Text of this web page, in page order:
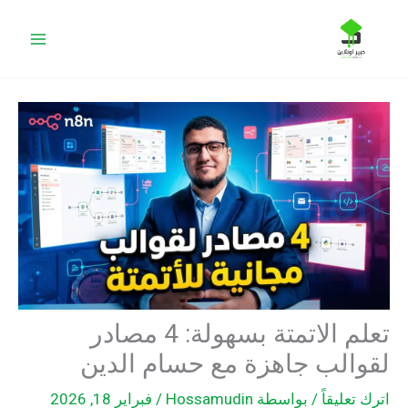
تعلم الاتمتة بسهولة: 4 مصادر
جاهزة مع حسام الدين
/ بواسطة Hossamudin
/فبراير 18, 2026